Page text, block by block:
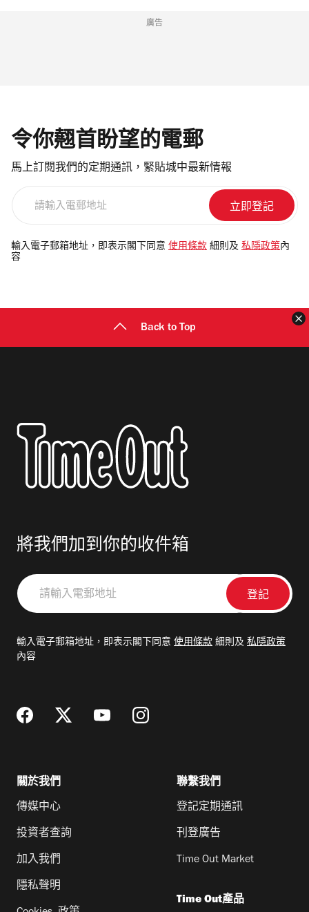
廣告
令你翹首盼望的電郵
馬上訂閱我們的定期通訊，緊貼城中最新情報
電
郵
輸入電子郵箱地址，即表示閣下同意 使用條款 細則及 私隱政策 內
容
Back to Top
將我們加到你的收件箱
請
輸
郵
輸入電子郵箱地址，即表示閣下同意 使用條款 細則及 私隱政策
內容
關於我們
傳媒中心
投資者查詢
加入我們
隱私聲明
聯繫我們
登記定期通訊
刊登廣告
Time Out Market
Time Out產品